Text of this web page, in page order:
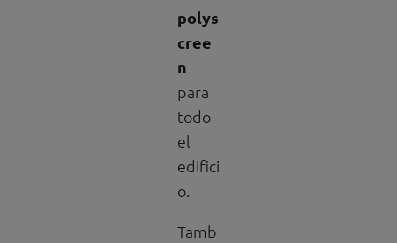
polys
cree
n
para
todo
el
edifici
o.
Tamb